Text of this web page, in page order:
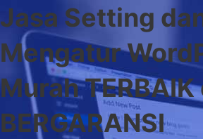
Jasa Setting
Mengatur
Murah TERBAIK
BERGARANSI